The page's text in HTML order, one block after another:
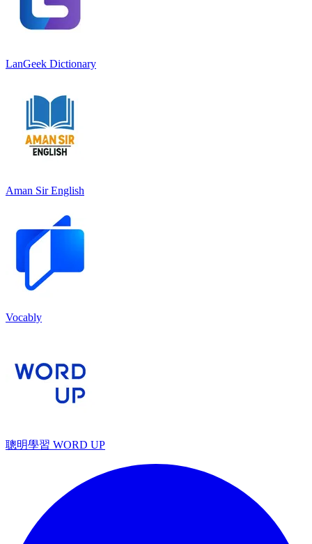
LanGeek Dictionary
Aman Sir English
Vocably
聰明學習 WORD UP